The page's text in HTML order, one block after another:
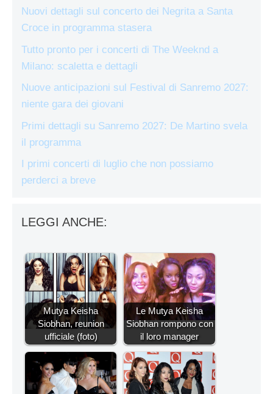
Nuovi dettagli sul concerto dei Negrita a Santa
Croce in programma stasera
Tutto pronto per i concerti di The Weeknd a
Milano: scaletta e dettagli
Nuove anticipazioni sul Festival di Sanremo 2027:
niente gara dei giovani
Primi dettagli su Sanremo 2027: De Martino svela
il programma
I primi concerti di luglio che non possiamo
perderci a breve
LEGGI ANCHE:
Mutya Keisha
Siobhan, reunion
ufficiale (foto)
Le Mutya Keisha
Siobhan rompono con
il loro manager